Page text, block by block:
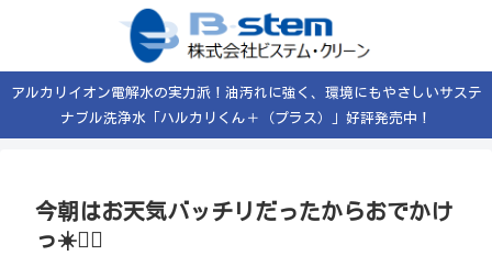
アルカリイオン電解水の実力派！油汚れに強く、環境にもやさしいサステ
ナブル洗浄水「ハルカリくん＋（プラス）」好評発売中！
今朝はお天気バッチリだったからおでかけ
っ☀️🚶‍♂️